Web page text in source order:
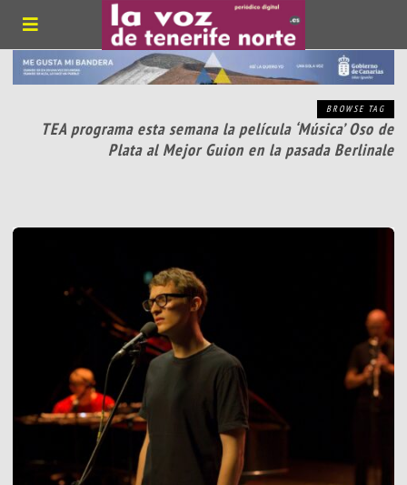
BROWSE TAG
TEA programa esta semana la película ‘Música’ Oso de
Plata al Mejor Guion en la pasada Berlinale